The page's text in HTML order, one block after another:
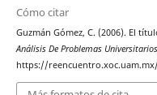
Cómo citar
Guzmán Gómez, C. (2006). El
Análisis De Problemas Universitarios
https://